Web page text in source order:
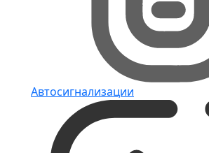
Автосигнализации